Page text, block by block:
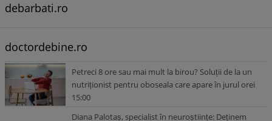
debarbati.ro
doctordebine.ro
Petreci 8 ore sau mai mult la birou? Soluții de la un
nutriționist pentru oboseala care apare în jurul orei
15:00
Diana Palotaș, specialist în neuroștiințe: Deținem